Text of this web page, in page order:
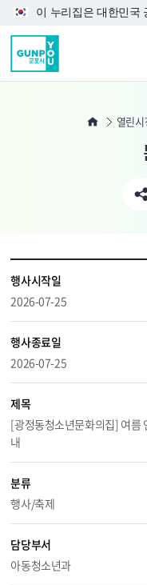
이 누리집은 대한민국
열린시
행사시작일
2026-07-25
행사종료일
2026-07-25
제목
[광정동청소년문화의집] 여름
내
분류
행사/축제
담당부서
아동청소년과